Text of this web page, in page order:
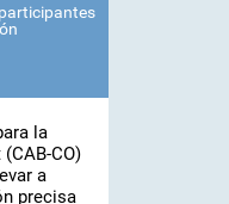
la
CO)
a
precisa